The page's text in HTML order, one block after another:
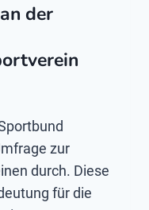
der
zur
durch. Diese
für die